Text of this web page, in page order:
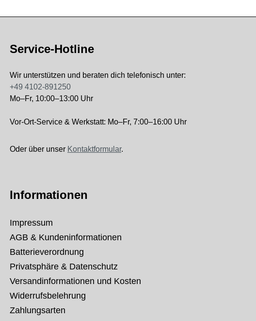
Service-Hotline
Wir unterstützen und beraten dich telefonisch unter:
+49 4102-891250
Mo–Fr, 10:00–13:00 Uhr
Vor-Ort-Service & Werkstatt: Mo–Fr, 7:00–16:00 Uhr
Oder über unser Kontaktformular.
Informationen
Impressum
AGB & Kundeninformationen
Batterieverordnung
Privatsphäre & Datenschutz
Versandinformationen und Kosten
Widerrufsbelehrung
Zahlungsarten